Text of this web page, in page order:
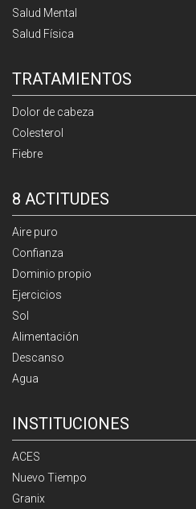
Salud Mental
Salud Física
TRATAMIENTOS
Dolor de cabeza
Colesterol
Fiebre
8 ACTITUDES
Aire puro
Confianza
Dominio propio
Ejercicios
Sol
Alimentación
Descanso
Agua
INSTITUCIONES
ACES
Nuevo Tiempo
Granix